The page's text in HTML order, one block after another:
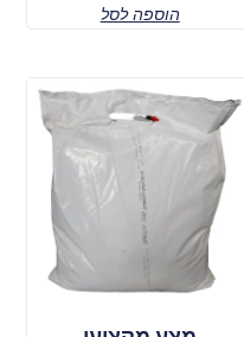
הוספה לסל